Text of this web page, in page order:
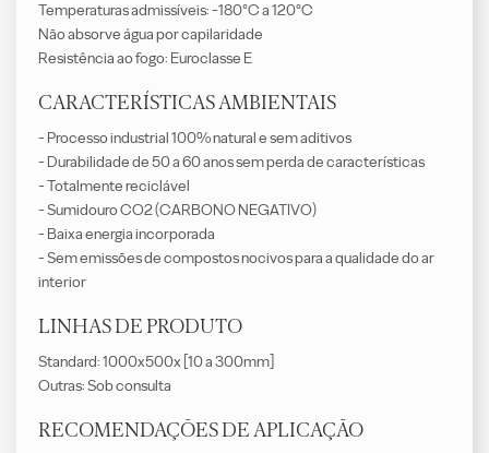
Temperaturas admissíveis: -180°C a 120°C
Não absorve água por capilaridade
Resistência ao fogo: Euroclasse E
CARACTERÍSTICAS AMBIENTAIS
- Processo industrial 100% natural e sem aditivos
- Durabilidade de 50 a 60 anos sem perda de características
- Totalmente reciclável
- Sumidouro CO2 (CARBONO NEGATIVO)
- Baixa energia incorporada
- Sem emissões de compostos nocivos para a qualidade do ar
interior
LINHAS DE PRODUTO
Standard: 1000x500x [10 a 300mm]
Outras: Sob consulta
RECOMENDAÇÕES DE APLICAÇÃO